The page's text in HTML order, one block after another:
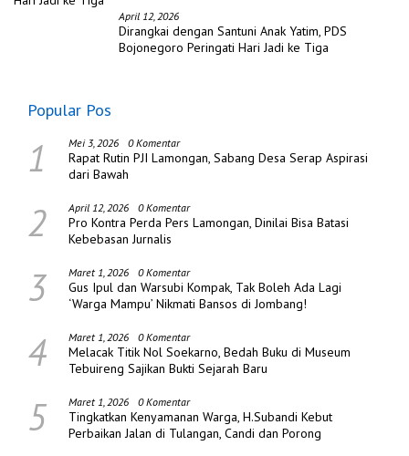
April 12, 2026
Dirangkai dengan Santuni Anak Yatim, PDS
Bojonegoro Peringati Hari Jadi ke Tiga
Popular Pos
1 Mei 3, 2026 0 Komentar
Rapat Rutin PJI Lamongan, Sabang Desa Serap Aspirasi
dari Bawah
2 April 12, 2026 0 Komentar
Pro Kontra Perda Pers Lamongan, Dinilai Bisa Batasi
Kebebasan Jurnalis
3 Maret 1, 2026 0 Komentar
Gus Ipul dan Warsubi Kompak, Tak Boleh Ada Lagi
‘Warga Mampu’ Nikmati Bansos di Jombang!
4 Maret 1, 2026 0 Komentar
Melacak Titik Nol Soekarno, Bedah Buku di Museum
Tebuireng Sajikan Bukti Sejarah Baru
5 Maret 1, 2026 0 Komentar
Tingkatkan Kenyamanan Warga, H.Subandi Kebut
Perbaikan Jalan di Tulangan, Candi dan Porong